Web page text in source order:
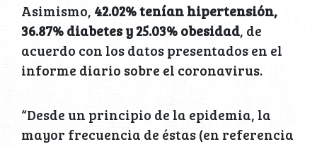
Asimismo, 42.02% tenían hipertensión,
36.87% diabetes y 25.03% obesidad, de
acuerdo con los datos presentados en el
informe diario sobre el coronavirus.
“Desde un principio de la epidemia, la
mayor frecuencia de éstas (en referencia